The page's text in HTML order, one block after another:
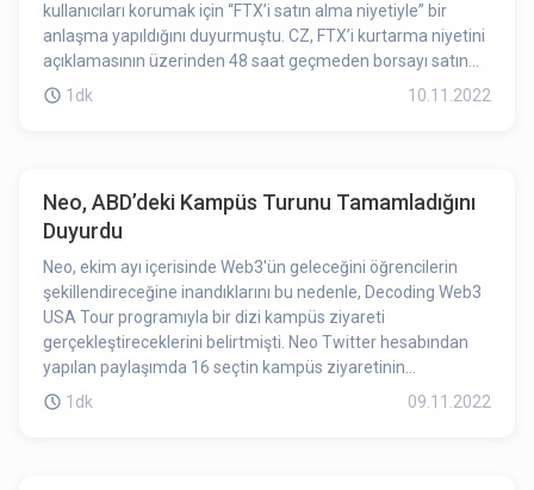
kullanıcıları korumak için “FTX’i satın alma niyetiyle” bir
anlaşma yapıldığını duyurmuştu. CZ, FTX’i kurtarma niyetini
açıklamasının üzerinden 48 saat geçmeden borsayı satın
almaktan vazgeçtiğini belirtti.
1dk 10.11.2022
Neo, ABD’deki Kampüs Turunu Tamamladığını
Duyurdu
Neo, ekim ayı içerisinde Web3'ün geleceğini öğrencilerin
şekillendireceğine inandıklarını bu nedenle, Decoding Web3
USA Tour programıyla bir dizi kampüs ziyareti
gerçekleştireceklerini belirtmişti. Neo Twitter hesabından
yapılan paylaşımda 16 seçtin kampüs ziyaretinin
tamamlandığını duyurdu
1dk 09.11.2022